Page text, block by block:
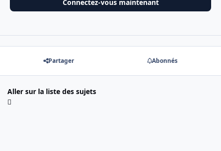
Connectez-vous maintenant
Partager Abonnés
Aller sur la liste des sujets